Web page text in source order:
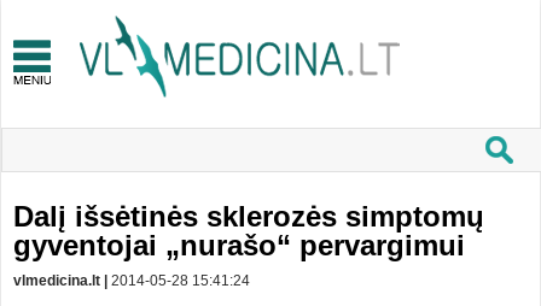
Dalį išsėtinės sklerozės simptomų
gyventojai „nurašo“ pervargimui
vlmedicina.lt | 2014-05-28 15:41:24